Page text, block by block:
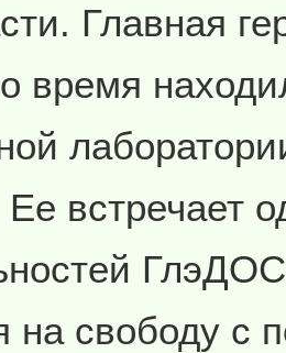
Главная
время
встречает
на свободу с